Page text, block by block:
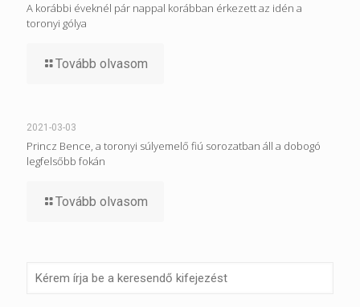
A korábbi éveknél pár nappal korábban érkezett az idén a
toronyi gólya
Tovább olvasom
2021-03-03
Princz Bence, a toronyi súlyemelő fiú sorozatban áll a dobogó
legfelsőbb fokán
Tovább olvasom